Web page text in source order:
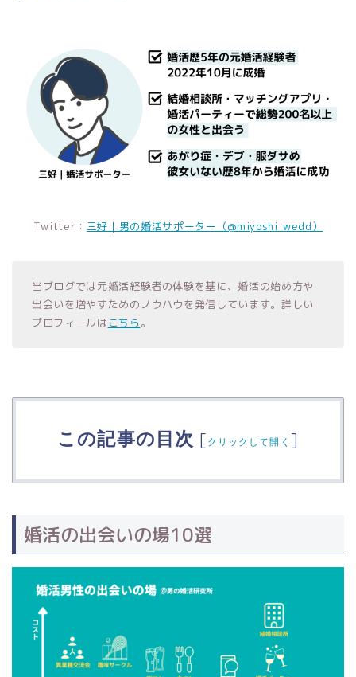
Twitter： 三好｜男の婚活サポーター（@miyoshi_wedd）
当ブログでは元婚活経験者の体験を基に、婚活の始め方や
出会いを増やすためのノウハウを発信しています。詳しい
プロフィールは こちら 。
この記事の目次 [ クリックして開く ]
婚活の出会いの場10選